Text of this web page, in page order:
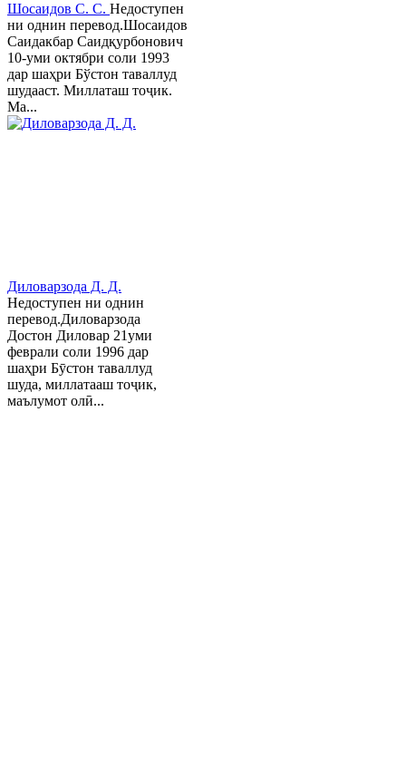
Шосаидов С. С. Недоступен
ни однин перевод.Шосаидов
Саидакбар Саидқурбонович
10-уми октябри соли 1993
дар шаҳри Бўстон таваллуд
шудааст. Миллаташ тоҷик.
Ма...
Диловарзода Д. Д.
Недоступен ни однин
перевод.Диловарзода
Достон Диловар 21уми
феврали соли 1996 дар
шаҳри Бӯстон таваллуд
шуда, миллатааш тоҷик,
маълумот олӣ...